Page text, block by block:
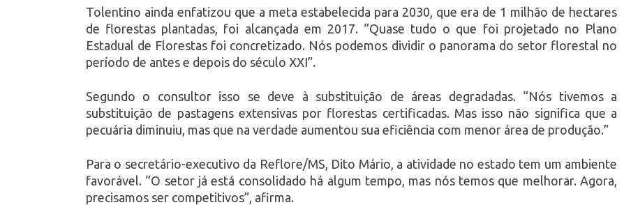
Tolentino ainda enfatizou que a meta estabelecida para 2030, que era de 1 milhão de hectares
de florestas plantadas, foi alcançada em 2017. “Quase tudo o que foi projetado no Plano
Estadual de Florestas foi concretizado. Nós podemos dividir o panorama do setor florestal no
período de antes e depois do século XXI”.
Segundo o consultor isso se deve à substituição de áreas degradadas. “Nós tivemos a
substituição de pastagens extensivas por florestas certificadas. Mas isso não significa que a
pecuária diminuiu, mas que na verdade aumentou sua eficiência com menor área de produção.”
Para o secretário-executivo da Reflore/MS, Dito Mário, a atividade no estado tem um ambiente
favorável. “O setor já está consolidado há algum tempo, mas nós temos que melhorar. Agora,
precisamos ser competitivos”, afirma.